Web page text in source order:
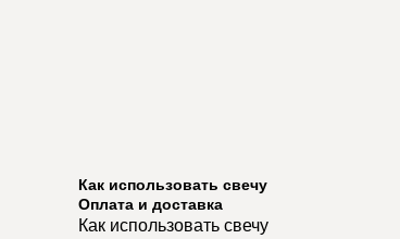
Как использовать свечу
Оплата и доставка
Как использовать свечу